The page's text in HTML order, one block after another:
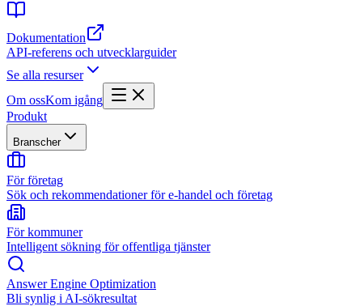
Dokumentation
API-referens och utvecklarguider
Se alla resurser
Om ossKom igång
Produkt
Branscher
För företag
Sök och rekommendationer för e-handel och företag
För kommuner
Intelligent sökning för offentliga tjänster
Answer Engine Optimization
Bli synlig i AI-sökresultat